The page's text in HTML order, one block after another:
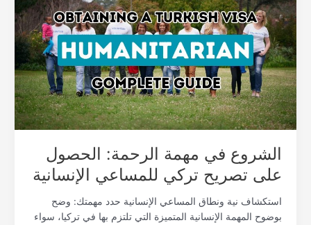
الشروع في مهمة الرحمة: الحصول
على تصريح تركي للمساعي الإنسانية
استكشاف نية ونطاق المساعي الإنسانية حدد مهمتك: وضح
بوضوح المهمة الإنسانية المتميزة التي تلتزم بها في تركيا، سواء
مهمة
الرحمة:
الحصول
على
تصريح
تركي
للمساعي
الإنسانية